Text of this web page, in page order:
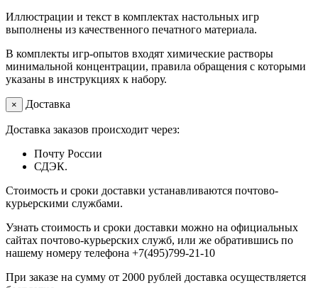
Иллюстрации и текст в комплектах настольных игр
выполнены из качественного печатного материала.
В комплекты игр-опытов входят химические растворы
минимальной концентрации, правила обращения с которыми
указаны в инструкциях к набору.
× Доставка
Доставка заказов происходит через:
Почту России
СДЭК.
Стоимость и сроки доставки устанавливаются почтово-
курьерскими службами.
Узнать стоимость и сроки доставки можно на официальных
сайтах почтово-курьерских служб, или же обратившись по
нашему номеру телефона +7(495)799-21-10
При заказе на сумму от 2000 рублей доставка осуществляется